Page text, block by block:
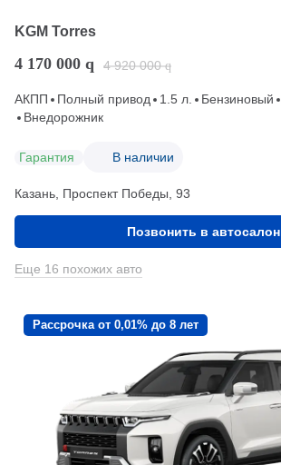
KGM Torres
4 170 000 q 4 920 000 q
АКПП Полный привод 1.5 л. Бензиновый
Внедорожник
Гарантия В наличии
Казань, Проспект Победы, 93
Позвонить в автосалон
Еще 16 похожих авто
Рассрочка от 0,01% до 8 лет